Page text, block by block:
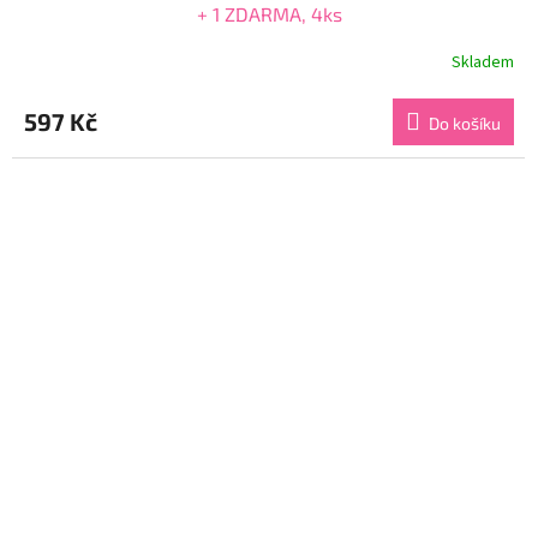
+ 1 ZDARMA, 4ks
produktu
je
4,2
Skladem
597 Kč Do košíku